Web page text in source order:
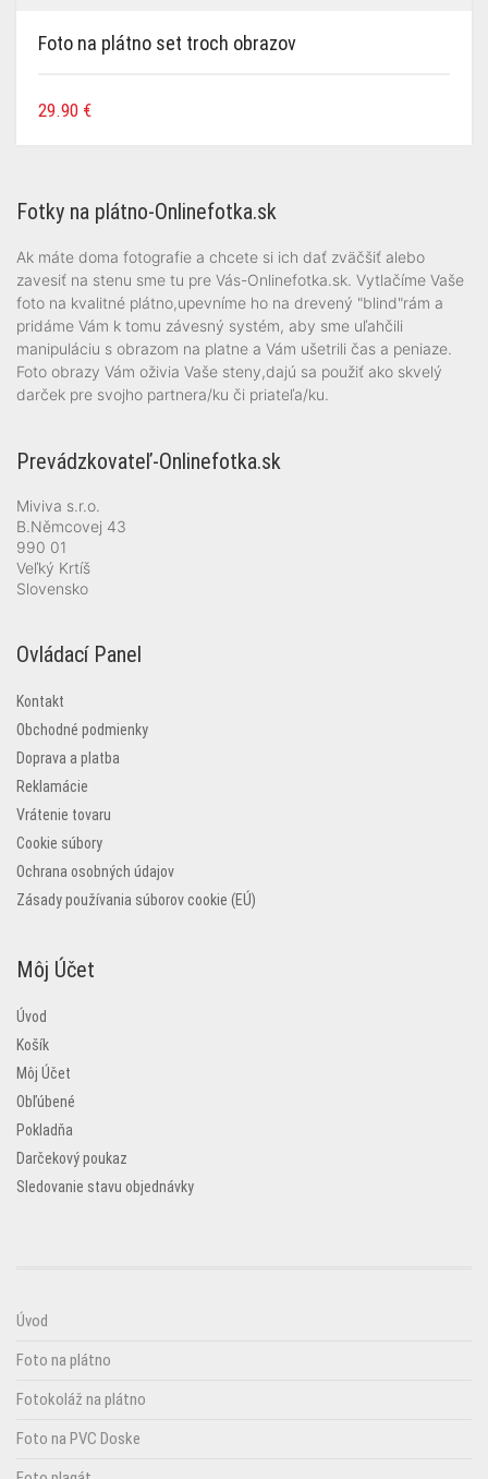
Foto na plátno set troch obrazov
29.90 €
Fotky na plátno-Onlinefotka.sk
Ak máte doma fotografie a chcete si ich dať zväčšiť alebo
zavesiť na stenu sme tu pre Vás-Onlinefotka.sk. Vytlačíme Vaše
foto na kvalitné plátno,upevníme ho na drevený "blind"rám a
pridáme Vám k tomu závesný systém, aby sme uľahčili
manipuláciu s obrazom na platne a Vám ušetrili čas a peniaze.
Foto obrazy Vám oživia Vaše steny,dajú sa použiť ako skvelý
darček pre svojho partnera/ku či priateľa/ku.
Prevádzkovateľ-Onlinefotka.sk
Miviva s.r.o.
B.Němcovej 43
990 01
Veľký Krtíš
Slovensko
Ovládací Panel
Kontakt
Obchodné podmienky
Doprava a platba
Reklamácie
Vrátenie tovaru
Cookie súbory
Ochrana osobných údajov
Zásady používania súborov cookie (EÚ)
Môj Účet
Úvod
Košík
Môj Účet
Obľúbené
Pokladňa
Darčekový poukaz
Sledovanie stavu objednávky
Úvod
Foto na plátno
Fotokoláž na plátno
Foto na PVC Doske